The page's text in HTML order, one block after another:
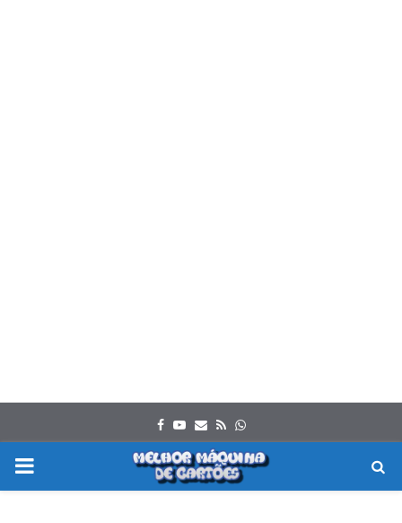
Facebook
Youtube
Email
RssWhatsapp
PRIMARY